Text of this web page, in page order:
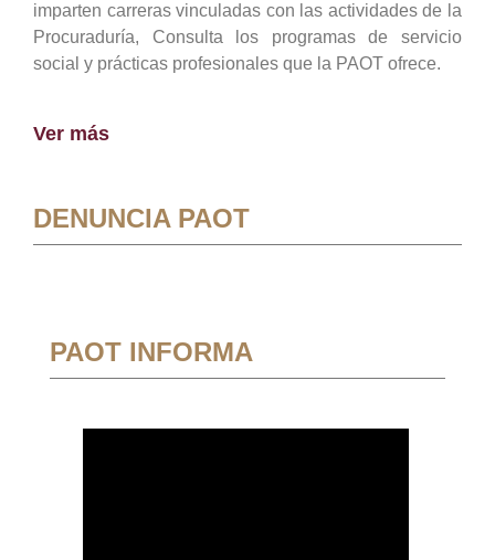
imparten carreras vinculadas con las actividades de la
Procuraduría, Consulta los programas de servicio
social y prácticas profesionales que la PAOT ofrece.
Ver más
DENUNCIA PAOT
PAOT INFORMA